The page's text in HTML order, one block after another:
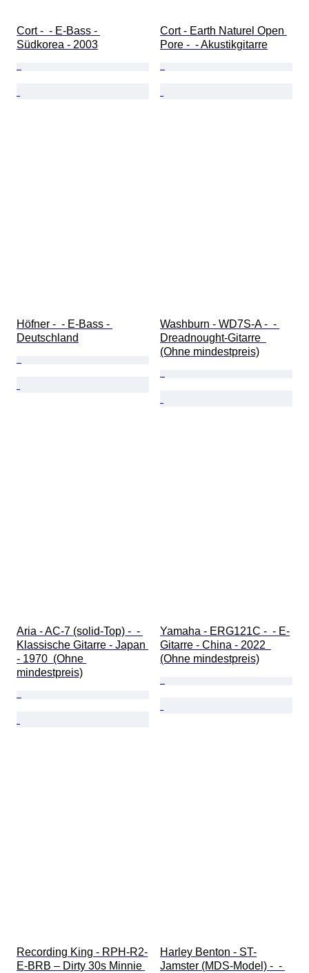
Cort -  - E-Bass -
Südkorea - 2003
Cort - Earth Naturel Open
Pore -  - Akustikgitarre
Höfner -  - E-Bass -
Deutschland
Washburn - WD7S-A -  -
Dreadnought-Gitarre
(Ohne mindestpreis)
Aria - AC-7 (solid-Top) -  -
Klassische Gitarre - Japan
- 1970  (Ohne
mindestpreis)
Yamaha - ERG121C -  - E-
Gitarre - China - 2022
(Ohne mindestpreis)
Recording King - RPH-R2-
E-BRB – Dirty 30s Minnie
Harley Benton - ST-
Jamster (MDS-Model) -  -